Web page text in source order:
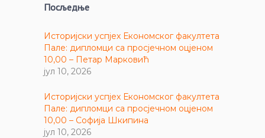
Посљедње
Историјски успјех Економског факултета
Пале: дипломци са просјечном оцјеном
10,00 – Петар Марковић
јул 10, 2026
Историјски успјех Економског факултета
Пале: дипломци са просјечном оцјеном
10,00 – Софија Шкипина
јул 10, 2026